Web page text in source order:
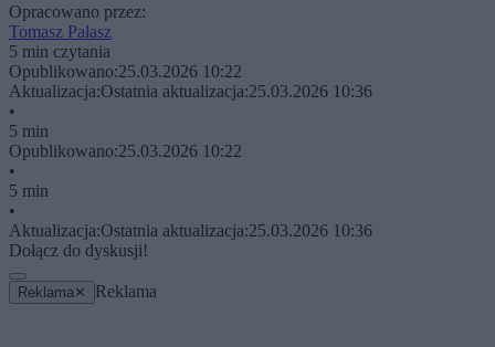
Opracowano przez:
Tomasz Pałasz
5 min czytania
Opublikowano:25.03.2026 10:22
Aktualizacja:Ostatnia aktualizacja:25.03.2026 10:36
•
5 min
Opublikowano:25.03.2026 10:22
•
5 min
•
Aktualizacja:Ostatnia aktualizacja:25.03.2026 10:36
Dołącz do dyskusji!
Reklama ✕ Reklama